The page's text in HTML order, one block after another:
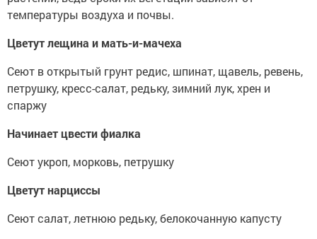
температуры воздуха и почвы.
Цветут лещина и мать-и-мачеха
Сеют в открытый грунт редис, шпинат, щавель, ревень,
петрушку, кресс-салат, редьку, зимний лук, хрен и
спаржу
Начинает цвести фиалка
Сеют укроп, морковь, петрушку
Цветут нарциссы
Сеют салат, летнюю редьку, белокочанную капусту